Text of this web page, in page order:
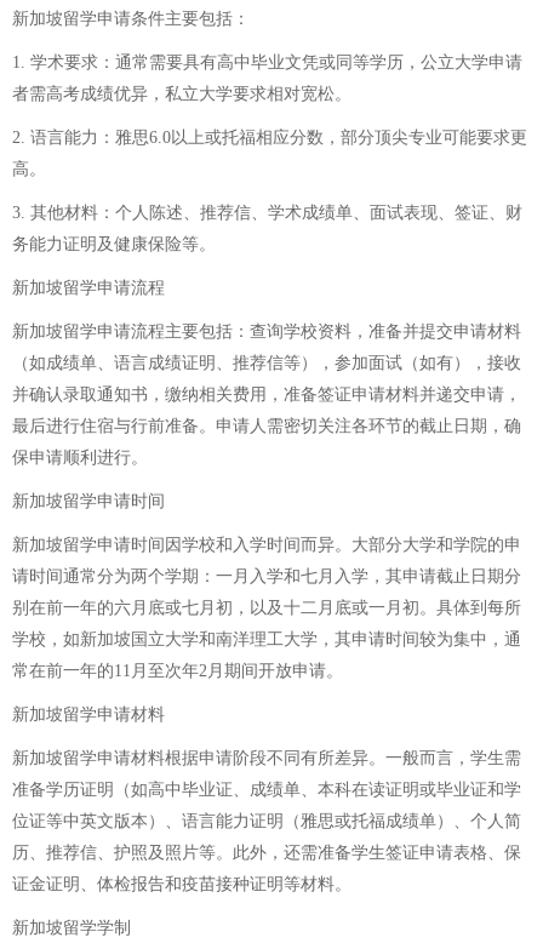
新加坡留学申请条件主要包括：
1. 学术要求：通常需要具有高中毕业文凭或同等学历，公立大学申请
者需高考成绩优异，私立大学要求相对宽松。
2. 语言能力：雅思6.0以上或托福相应分数，部分顶尖专业可能要求更
高。
3. 其他材料：个人陈述、推荐信、学术成绩单、面试表现、签证、财
务能力证明及健康保险等。
新加坡留学申请流程
新加坡留学申请流程主要包括：查询学校资料，准备并提交申请材料
（如成绩单、语言成绩证明、推荐信等），参加面试（如有），接收
并确认录取通知书，缴纳相关费用，准备签证申请材料并递交申请，
最后进行住宿与行前准备。申请人需密切关注各环节的截止日期，确
保申请顺利进行。
新加坡留学申请时间
新加坡留学申请时间因学校和入学时间而异。大部分大学和学院的申
请时间通常分为两个学期：一月入学和七月入学，其申请截止日期分
别在前一年的六月底或七月初，以及十二月底或一月初。具体到每所
学校，如新加坡国立大学和南洋理工大学，其申请时间较为集中，通
常在前一年的11月至次年2月期间开放申请。
新加坡留学申请材料
新加坡留学申请材料根据申请阶段不同有所差异。一般而言，学生需
准备学历证明（如高中毕业证、成绩单、本科在读证明或毕业证和学
位证等中英文版本）、语言能力证明（雅思或托福成绩单）、个人简
历、推荐信、护照及照片等。此外，还需准备学生签证申请表格、保
证金证明、体检报告和疫苗接种证明等材料。
新加坡留学学制